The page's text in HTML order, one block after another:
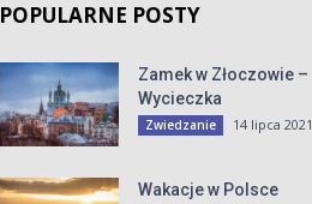
POPULARNE POSTY
Zamek w Złoczowie –
Wycieczka
Zwiedzanie 14 lipca 2021
Wakacje w Polsce